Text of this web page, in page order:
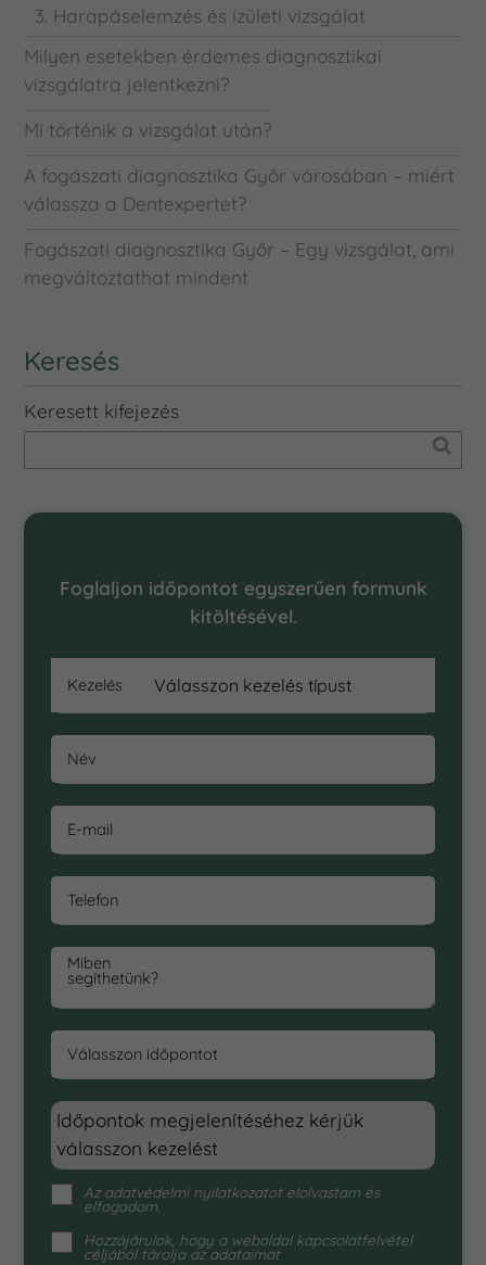
3. Harapáselemzés és ízületi vizsgálat
Milyen esetekben érdemes diagnosztikai
vizsgálatra jelentkezni?
Mi történik a vizsgálat után?
A fogászati diagnosztika Győr városában – miért
válassza a Dentexpertet?
Fogászati diagnosztika Győr – Egy vizsgálat, ami
megváltoztathat mindent
Keresés
Keresett kifejezés
Foglaljon időpontot egyszerűen formunk
kitöltésével.
Kezelés
Név
E-mail
Telefon
Miben
segíthetünk?
Válasszon időpontot
Időpontok megjelenítéséhez kérjük
válasszon kezelést
Az adatvédelmi nyilatkozatot elolvastam és
elfogadom.
Hozzájárulok, hogy a weboldal kapcsolatfelvétel
céljából tárolja az adataimat